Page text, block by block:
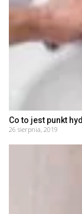
Co to jest punkt
26 sierpnia, 2019